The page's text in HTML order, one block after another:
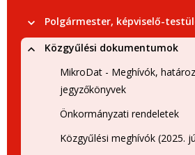
Polgármester, képviselő-
Közgyűlési dokumentumok
MikroDat - Meghívók,
jegyzőkönyvek
Önkormányzati rendeletek
Közgyűlési meghívók (2025.